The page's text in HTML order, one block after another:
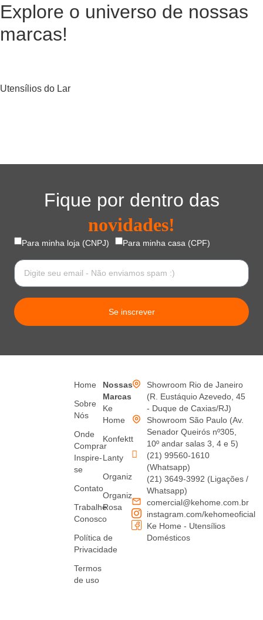
Explore o universo de nossas
marcas!
Utensílios do Lar
Fique por dentro das
novidades!
Para minha loja (CNPJ) Para minha casa (CPF)
Se inscrever
Home
Sobre
Nós
Onde
Comprar
Inspire-
se
Contato
Trabalhe
Conosco
Política de
Privacidade
Termos
de uso
Nossas
Marcas
Ke
Home
Konfektt
Lanty
Organiz
Organiz
Rosa
Showroom Rio de Janeiro
(R. Eustáquio Azevedo, 45
- Duque de Caxias/RJ)
Showroom São Paulo (Av.
Senador Queirós nº305,
10º andar salas 3, 4 e 5)
(21) 99560-1610
(Whatsapp)
(21) 3649-3992 (Ligações /
Whatsapp)
comercial@kehome.com.br
instagram.com/kehomeoficial
Ke Home - Utensílios
Domésticos